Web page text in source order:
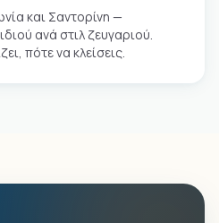
και Σαντορίνη —
ανά στιλ ζευγαριού.
πότε να κλείσεις.